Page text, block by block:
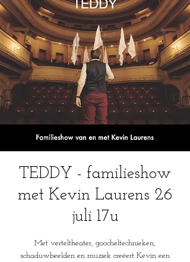
TEDDY - familieshow
met Kevin Laurens 26
juli 17u
Met verteltheater, goocheltechnieken,
schaduwbeelden en muziek creëert Kevin een